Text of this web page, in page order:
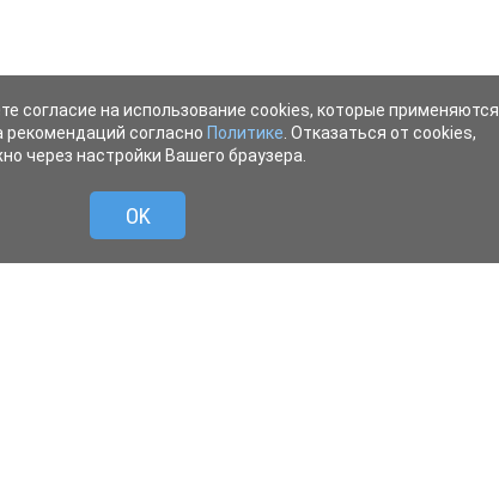
согласие на использование cookies, которые применяются
согласно Политике . Отказаться от cookies,
через настройки Вашего браузера.
OK